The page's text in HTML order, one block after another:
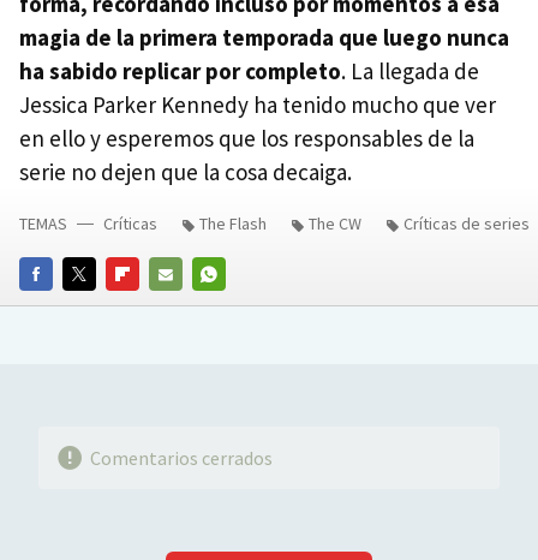
magia de la primera temporada que luego nunca
ha sabido replicar por completo. La llegada de
Jessica Parker Kennedy ha tenido mucho que ver
en ello y esperemos que los responsables de la
serie no dejen que la cosa decaiga.
FACEBOOKTWITTERFLIPBOARD
E-
WHATSAPP
TEMAS Críticas The Flash The CW Críticas de series
Comentarios cerrados